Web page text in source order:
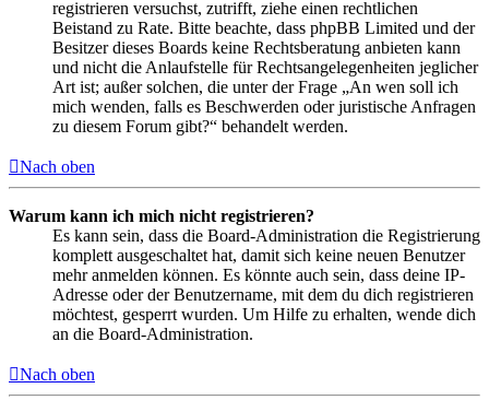
registrieren versuchst, zutrifft, ziehe einen rechtlichen
Beistand zu Rate. Bitte beachte, dass phpBB Limited und der
Besitzer dieses Boards keine Rechtsberatung anbieten kann
und nicht die Anlaufstelle für Rechtsangelegenheiten jeglicher
Art ist; außer solchen, die unter der Frage „An wen soll ich
mich wenden, falls es Beschwerden oder juristische Anfragen
zu diesem Forum gibt?“ behandelt werden.
Nach oben
Warum kann ich mich nicht registrieren?
Es kann sein, dass die Board-Administration die Registrierung
komplett ausgeschaltet hat, damit sich keine neuen Benutzer
mehr anmelden können. Es könnte auch sein, dass deine IP-
Adresse oder der Benutzername, mit dem du dich registrieren
möchtest, gesperrt wurden. Um Hilfe zu erhalten, wende dich
an die Board-Administration.
Nach oben